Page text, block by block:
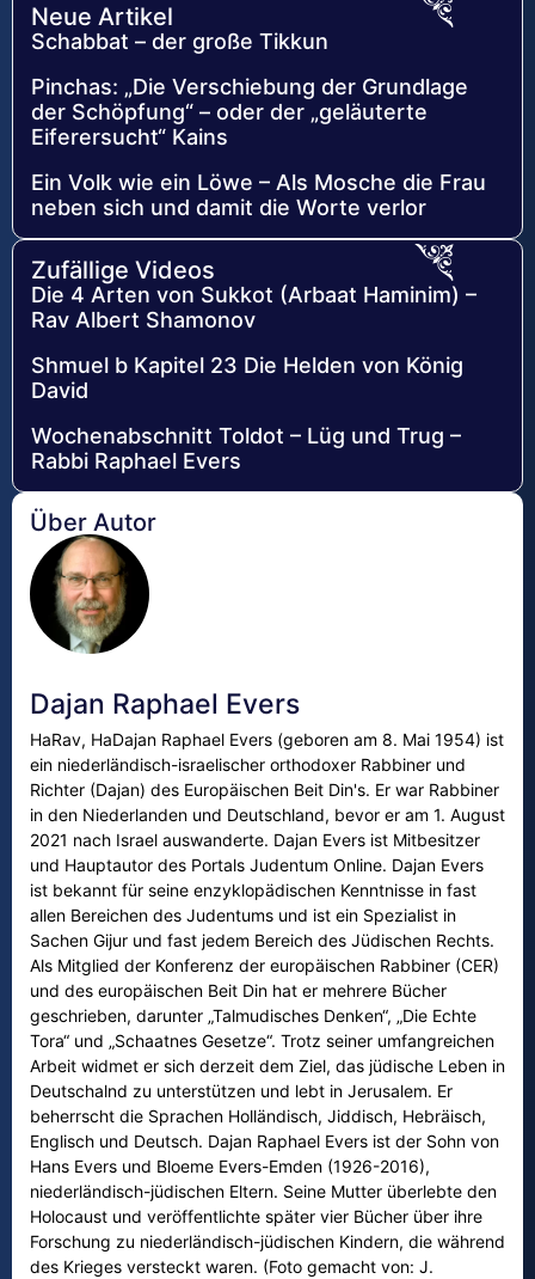
Neue Artikel
Schabbat – der große Tikkun
Pinchas: „Die Verschiebung der Grundlage
der Schöpfung“ – oder der „geläuterte
Eiferersucht“ Kains
Ein Volk wie ein Löwe – Als Mosche die Frau
neben sich und damit die Worte verlor
Zufällige Videos
Die 4 Arten von Sukkot (Arbaat Haminim) –
Rav Albert Shamonov
Shmuel b Kapitel 23 Die Helden von König
David
Wochenabschnitt Toldot – Lüg und Trug –
Rabbi Raphael Evers
Über Autor
Dajan Raphael Evers
HaRav, HaDajan Raphael Evers (geboren am 8. Mai 1954) ist
ein niederländisch-israelischer orthodoxer Rabbiner und
Richter (Dajan) des Europäischen Beit Din's. Er war Rabbiner
in den Niederlanden und Deutschland, bevor er am 1. August
2021 nach Israel auswanderte. Dajan Evers ist Mitbesitzer
und Hauptautor des Portals Judentum Online. Dajan Evers
ist bekannt für seine enzyklopädischen Kenntnisse in fast
allen Bereichen des Judentums und ist ein Spezialist in
Sachen Gijur und fast jedem Bereich des Jüdischen Rechts.
Als Mitglied der Konferenz der europäischen Rabbiner (CER)
und des europäischen Beit Din hat er mehrere Bücher
geschrieben, darunter „Talmudisches Denken“, „Die Echte
Tora“ und „Schaatnes Gesetze“. Trotz seiner umfangreichen
Arbeit widmet er sich derzeit dem Ziel, das jüdische Leben in
Deutschalnd zu unterstützen und lebt in Jerusalem. Er
beherrscht die Sprachen Holländisch, Jiddisch, Hebräisch,
Englisch und Deutsch. Dajan Raphael Evers ist der Sohn von
Hans Evers und Bloeme Evers-Emden (1926-2016),
niederländisch-jüdischen Eltern. Seine Mutter überlebte den
Holocaust und veröffentlichte später vier Bücher über ihre
Forschung zu niederländisch-jüdischen Kindern, die während
des Krieges versteckt waren. (Foto gemacht von: J.